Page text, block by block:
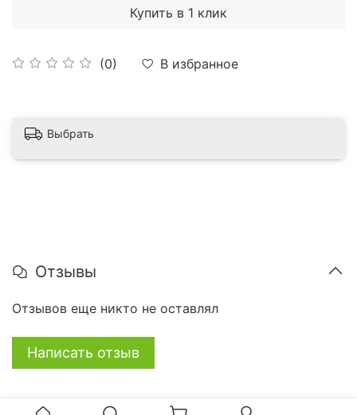
(0) В избранное
Купить в 1 клик
Выбрать
Отзывы
Отзывов еще никто не оставлял
Написать отзыв